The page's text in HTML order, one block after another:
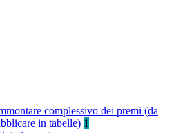
complessivo dei premi (da
in tabelle) 1